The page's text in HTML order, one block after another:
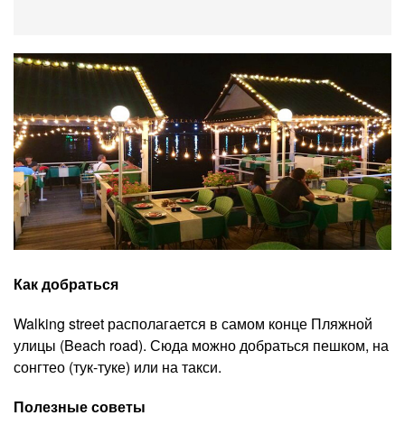
Как добраться
Walking street располагается в самом конце Пляжной
улицы (Beach road). Сюда можно добраться пешком, на
сонгтео (тук-туке) или на такси.
Полезные советы